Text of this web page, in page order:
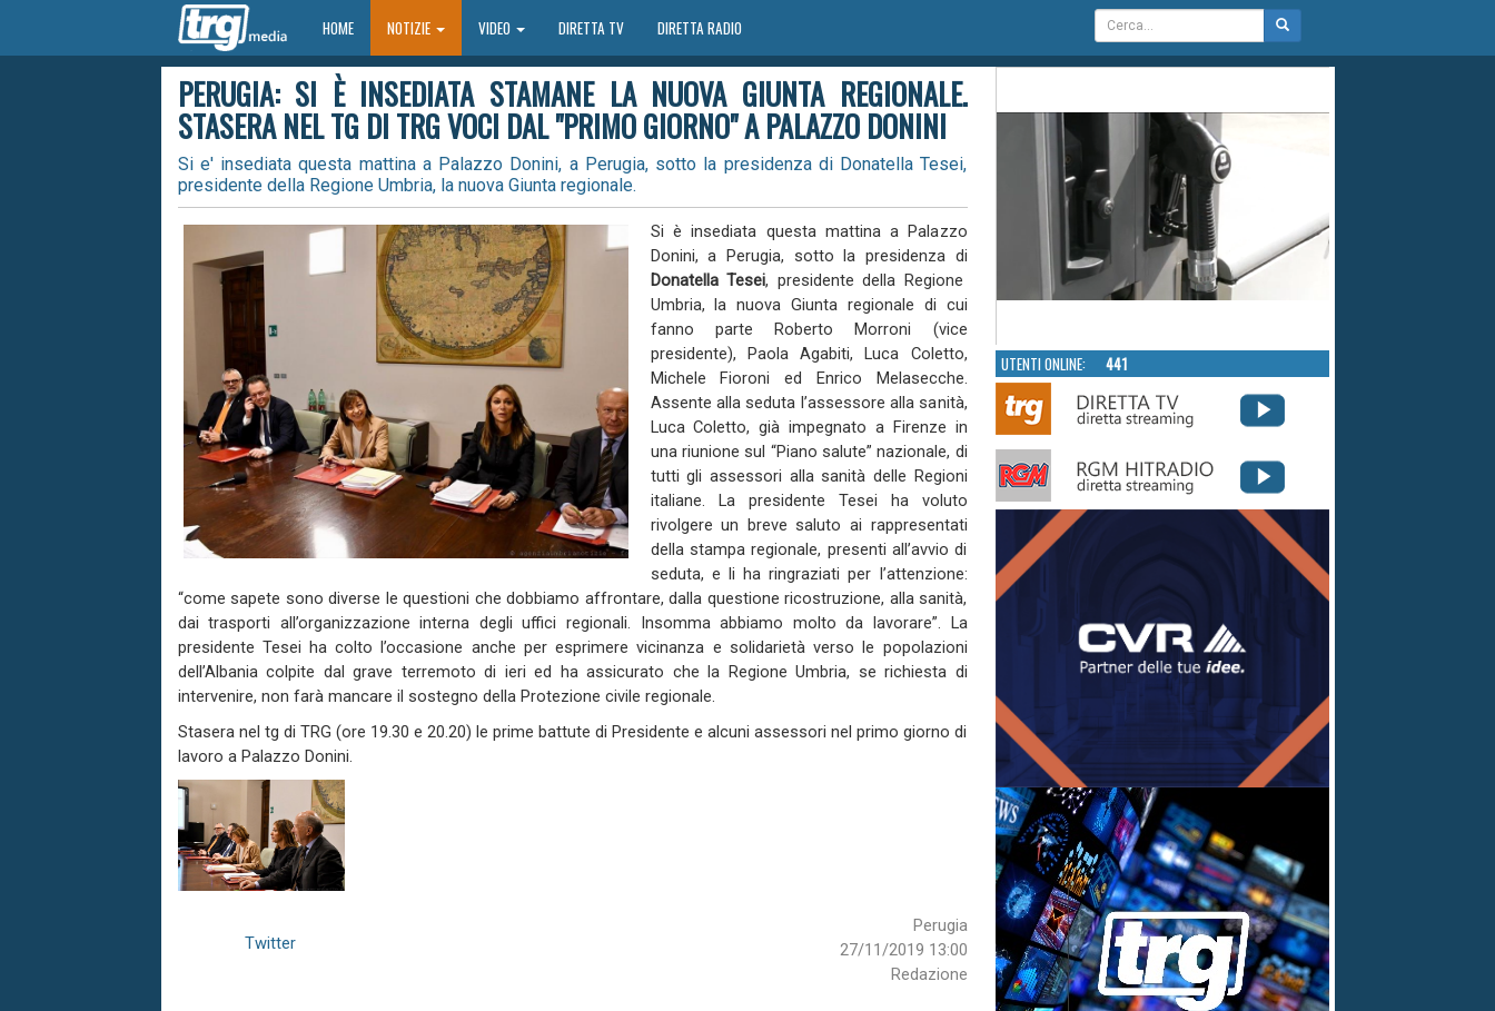
HOMEHOME NOTIZIE VIDEO DIRETTA TV DIRETTA RADIO
PERUGIA: SI È INSEDIATA STAMANE LA NUOVA GIUNTA REGIONALE.
STASERA NEL TG DI TRG VOCI DAL "PRIMO GIORNO" A PALAZZO DONINI
Si e' insediata questa mattina a Palazzo Donini, a Perugia, sotto la presidenza di Donatella Tesei,
presidente della Regione Umbria, la nuova Giunta regionale.
Si è insediata questa mattina a Palazzo
Donini, a Perugia, sotto la presidenza di
Donatella Tesei, presidente della Regione
Umbria, la nuova Giunta regionale di cui
fanno parte Roberto Morroni (vice
presidente), Paola Agabiti, Luca Coletto,
Michele Fioroni ed Enrico Melasecche.
Assente alla seduta l’assessore alla sanità,
Luca Coletto, già impegnato a Firenze in
una riunione sul “Piano salute” nazionale, di
tutti gli assessori alla sanità delle Regioni
italiane. La presidente Tesei ha voluto
rivolgere un breve saluto ai rappresentati
della stampa regionale, presenti all’avvio di
seduta, e li ha ringraziati per l’attenzione:
“come sapete sono diverse le questioni che dobbiamo affrontare, dalla questione ricostruzione, alla sanità,
dai trasporti all’organizzazione interna degli uffici regionali. Insomma abbiamo molto da lavorare”. La
presidente Tesei ha colto l’occasione anche per esprimere vicinanza e solidarietà verso le popolazioni
dell’Albania colpite dal grave terremoto di ieri ed ha assicurato che la Regione Umbria, se richiesta di
intervenire, non farà mancare il sostegno della Protezione civile regionale.
Stasera nel tg di TRG (ore 19.30 e 20.20) le prime battute di Presidente e alcuni assessori nel primo giorno di
lavoro a Palazzo Donini.
Perugia
27/11/2019 13:00
Redazione
Twitter
UTENTI ONLINE: 441